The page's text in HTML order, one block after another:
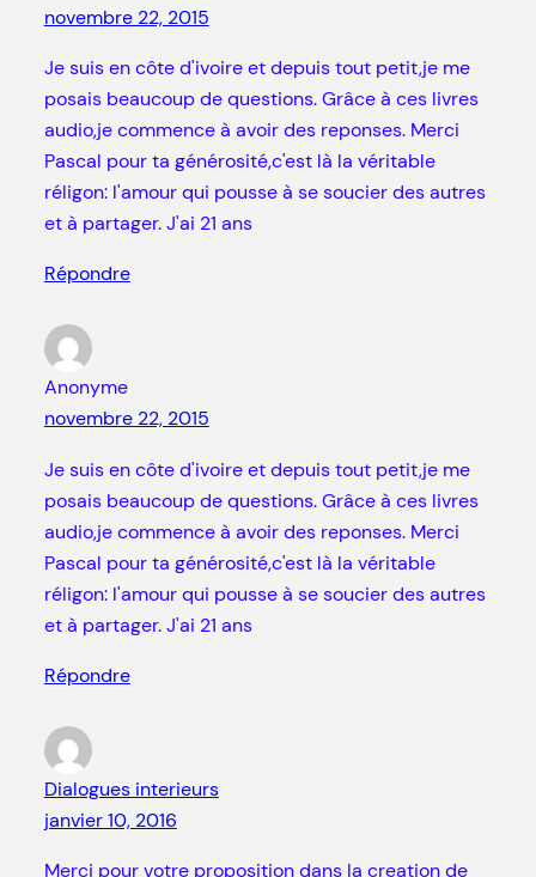
novembre 22, 2015
Je suis en côte d'ivoire et depuis tout petit,je me
posais beaucoup de questions. Grâce à ces livres
audio,je commence à avoir des reponses. Merci
Pascal pour ta générosité,c'est là la véritable
réligon: l'amour qui pousse à se soucier des autres
et à partager. J'ai 21 ans
Répondre
Anonyme
novembre 22, 2015
Je suis en côte d'ivoire et depuis tout petit,je me
posais beaucoup de questions. Grâce à ces livres
audio,je commence à avoir des reponses. Merci
Pascal pour ta générosité,c'est là la véritable
réligon: l'amour qui pousse à se soucier des autres
et à partager. J'ai 21 ans
Répondre
Dialogues interieurs
janvier 10, 2016
Merci pour votre proposition dans la creation de